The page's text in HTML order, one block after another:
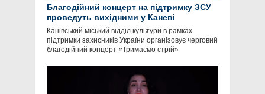
Благодійний концерт на підтримку ЗСУ
проведуть вихідними у Каневі
Канівський міський відділ культури в рамках
підтримки захисників України організовує черговий
благодійний концерт «Тримаємо стрій»